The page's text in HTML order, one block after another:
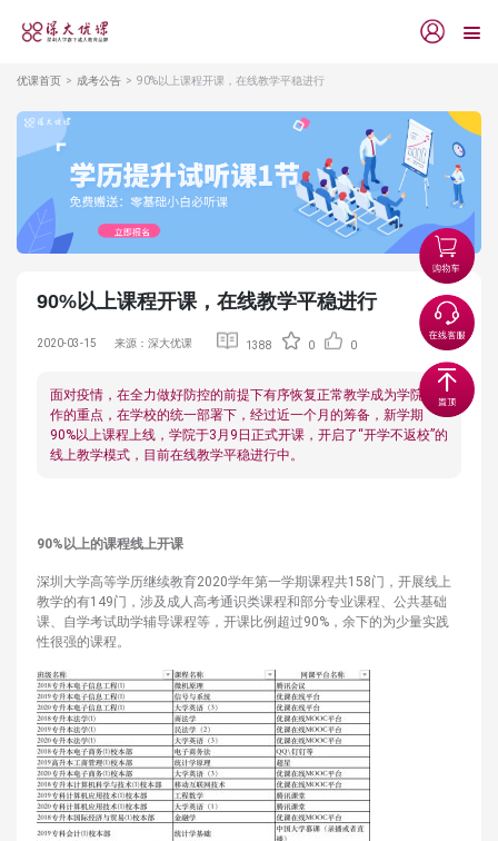
优课首页 成考公告 90%以上课程开课，在线教学平稳进行
90%以上课程开课，在线教学平稳进行
2020-03-15 来源：深大优课 1388 0 0
面对疫情，在全力做好防控的前提下有序恢复正常教学成为学院工
作的重点，在学校的统一部署下，经过近一个月的筹备，新学期
90%以上课程上线，学院于3月9日正式开课，开启了“开学不返校”的
线上教学模式，目前在线教学平稳进行中。
90% 以上的课程线上开课
深圳大学高等学历继续教育2020学年第一学期课程共158门，开展线上
教学的有149门，涉及成人高考通识类课程和部分专业课程、公共基础
课、自学考试助学辅导课程等，开课比例超过90%，余下的为少量实践
性很强的课程。